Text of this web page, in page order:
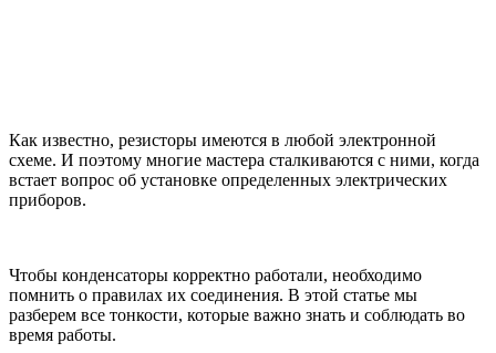
Как известно, резисторы имеются в любой электронной
схеме. И поэтому многие мастера сталкиваются с ними, когда
встает вопрос об установке определенных электрических
приборов.
Чтобы конденсаторы корректно работали, необходимо
помнить о правилах их соединения. В этой статье мы
разберем все тонкости, которые важно знать и соблюдать во
время работы.